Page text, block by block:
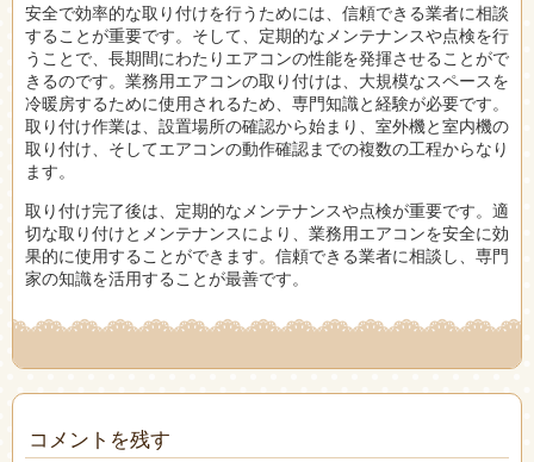
安全で効率的な取り付けを行うためには、信頼できる業者に相談
することが重要です。そして、定期的なメンテナンスや点検を行
うことで、長期間にわたりエアコンの性能を発揮させることがで
きるのです。業務用エアコンの取り付けは、大規模なスペースを
冷暖房するために使用されるため、専門知識と経験が必要です。
取り付け作業は、設置場所の確認から始まり、室外機と室内機の
取り付け、そしてエアコンの動作確認までの複数の工程からなり
ます。
取り付け完了後は、定期的なメンテナンスや点検が重要です。適
切な取り付けとメンテナンスにより、業務用エアコンを安全に効
果的に使用することができます。信頼できる業者に相談し、専門
家の知識を活用することが最善です。
コメントを残す